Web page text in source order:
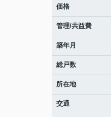
価格
管理/共益費
築年月
総戸数
所在地
交通